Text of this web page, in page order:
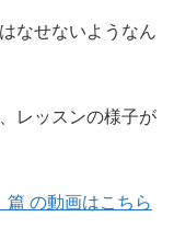
なせないようなん
レッスンの様子が
の動画はこちら